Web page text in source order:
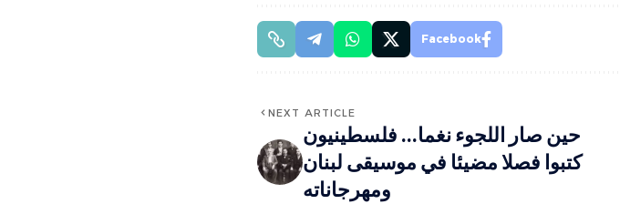
Facebook
NEXT ARTICLE
حين صار اللجوء نغما… فلسطينيون
كتبوا فصلا مضيئا في موسيقى لبنان
ومهرجاناته